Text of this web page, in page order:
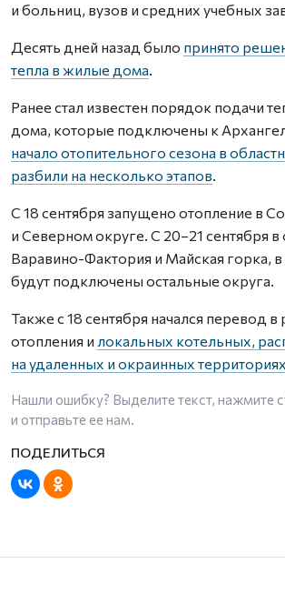
и больниц, вузов и средних учебных
Десять дней назад было принято
тепла в жилые дома.
Ранее стал известен порядок подачи
дома, которые подключены к
начало отопительного сезона в
разбили на несколько этапов.
С 18 сентября запущено отопление в
и Северном округе. С 20–21 сентября в
Варавино-Фактория и Майская горка,
будут подключены остальные округа.
Также с 18 сентября начался перевод
отопления и локальных котельных,
на удаленных и окраинных
Нашли ошибку? Выделите текст, нажмите
и отправьте ее нам.